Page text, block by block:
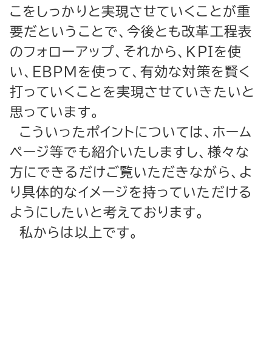
こをしっかりと実現させていくことが重
要だということで、今後とも改革工程表
のフォローアップ、それから、ＫＰＩを使
い、ＥＢＰＭを使って、有効な対策を賢く
打っていくことを実現させていきたいと
思っています。
こういったポイントについては、ホーム
ページ等でも紹介いたしますし、様々な
方にできるだけご覧いただきながら、よ
り具体的なイメージを持っていただける
ようにしたいと考えております。
私からは以上です。